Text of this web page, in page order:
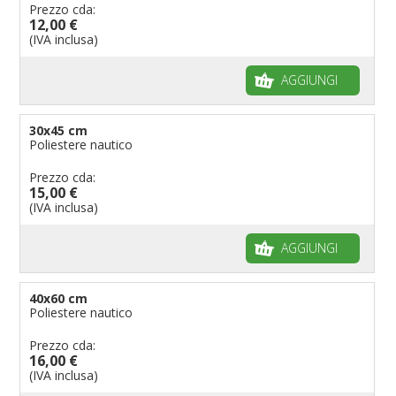
Bandiere per riserve naturali e parchi
Bandiere per musicisti
pennoni per bandiere
Prezzo cda:
12,00 €
(IVA inclusa)
AGGIUNGI
30x45 cm
Poliestere nautico
Prezzo cda:
15,00 €
(IVA inclusa)
AGGIUNGI
40x60 cm
Poliestere nautico
Prezzo cda:
16,00 €
(IVA inclusa)